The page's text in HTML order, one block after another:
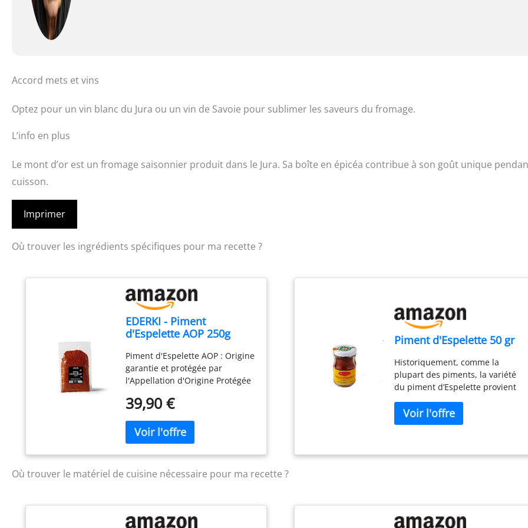
Accord mets et vins
Optez pour un vin blanc du Jura ou un vin de Savoie pour sublimer les saveurs du fromage.
L’info en plus
Le mont d’or est un fromage saisonnier produit dans le Jura. Sa boîte en épicéa contribue à son goût unique
cuisson.
Imprimer
Où trouver les ingrédients spécifiques pour ma recette ?
EDERKI - Piment
d'Espelette AOP 250g
Piment d'Espelette AOP : Origine
garantie et protégée par
l'Appellation d'Origine Protégée
Pays Basque selon un savoir-
France : Récolté à maturité,
séché naturellement puis
finement moulu pour préserver
toute sa richesse aromatique.
Polyvalent en cuisine : Parfait
poissons, légumes, œufs,
sauces, marinades, grillades et
39,90 €
Piment d'Espelette 50 gr
Historiquement, comme la
plupart des piments, la variété
du piment d’Espelette provient
d’Amérique du Sud. Elle n’a été
importée au Pays basque qu’au
16ème siècle, d’abord comme
comme alternative au poivre Se
Où trouver le matériel de cuisine nécessaire pour ma recette ?